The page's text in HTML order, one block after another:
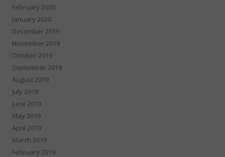
February 2020
January 2020
December 2019
November 2019
October 2019
September 2019
August 2019
July 2019
June 2019
May 2019
April 2019
March 2019
February 2019